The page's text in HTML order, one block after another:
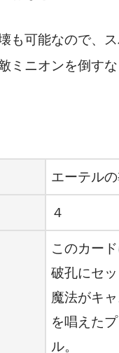
も可能なので、
ミニオンを倒すな
エーテル
４
このカー
破孔にセ
魔法がキ
を唱えた
ル。